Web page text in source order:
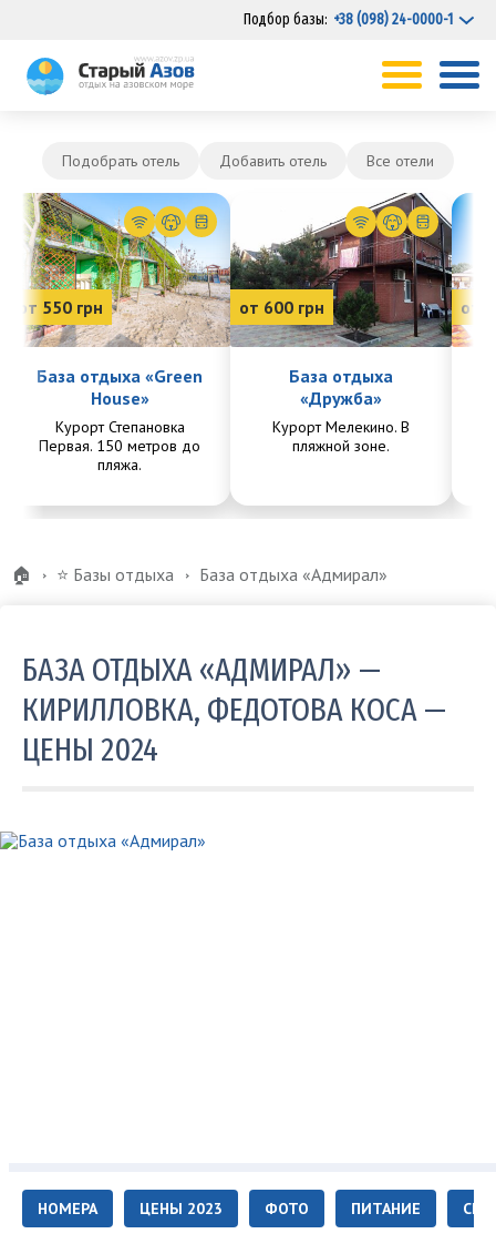
Подбор базы: +38 (098) 24-0000-1
Подобрать отель Добавить отель Все отели
от 550 грн
База отдыха «Green
House»
Курорт Степановка
Первая. 150 метров до
пляжа.
от 600 грн
База отдыха
«Дружба»
Курорт Мелекино. В
пляжной зоне.
от
🏠 ⭐️ Базы отдыха База отдыха «Адмирал»
БАЗА ОТДЫХА «АДМИРАЛ» —
КИРИЛЛОВКА, ФЕДОТОВА КОСА —
ЦЕНЫ 2024
НОМЕРА ЦЕНЫ 2023 ФОТО ПИТАНИЕ